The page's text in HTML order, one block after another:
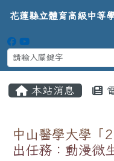
花蓮縣立體育
導覽列
花蓮縣立體育高級中等
本站消息
中山醫學大學「
出任務：動漫微